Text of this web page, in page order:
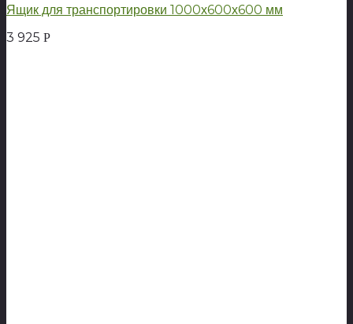
Ящик для транспортировки 1000х600х600 мм
3 925 Р